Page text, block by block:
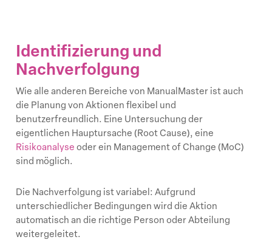
Identifizierung und
Nachverfolgung
Wie alle anderen Bereiche von ManualMaster ist auch
die Planung von Aktionen flexibel und
benutzerfreundlich. Eine Untersuchung der
eigentlichen Hauptursache (Root Cause), eine
Risikoanalyse oder ein Management of Change (MoC)
sind möglich.
Die Nachverfolgung ist variabel: Aufgrund
unterschiedlicher Bedingungen wird die Aktion
automatisch an die richtige Person oder Abteilung
weitergeleitet.